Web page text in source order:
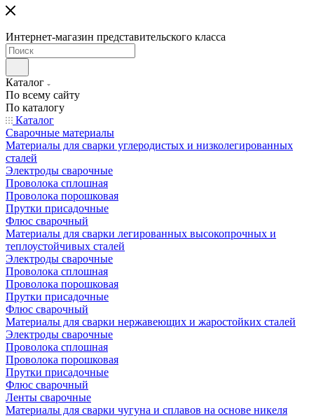
Интернет-магазин представительского класса
Каталог
По всему сайту
По каталогу
Каталог
Сварочные материалы
Материалы для сварки углеродистых и низколегированных
сталей
Электроды сварочные
Проволока сплошная
Проволока порошковая
Прутки присадочные
Флюс сварочный
Материалы для сварки легированных высокопрочных и
теплоустойчивых сталей
Электроды сварочные
Проволока сплошная
Проволока порошковая
Прутки присадочные
Флюс сварочный
Материалы для сварки нержавеющих и жаростойких сталей
Электроды сварочные
Проволока сплошная
Проволока порошковая
Прутки присадочные
Флюс сварочный
Ленты сварочные
Материалы для сварки чугуна и сплавов на основе никеля